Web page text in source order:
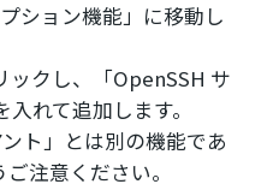
ション機能」に移動し
ックし、「OpenSSH サ
れて追加します。
ト」とは別の機能であ
注意ください。